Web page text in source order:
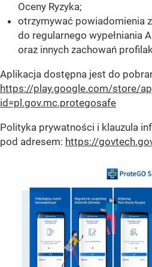
Oceny Ryzyka;
otrzymywać powiadomienia
do regularnego wypełniania
oraz innych zachowań
Aplikacja dostępna jest do
https://play.google.com/store/
id=pl.gov.mc.protegosafe
Polityka prywatności i klauzula
pod adresem: https://